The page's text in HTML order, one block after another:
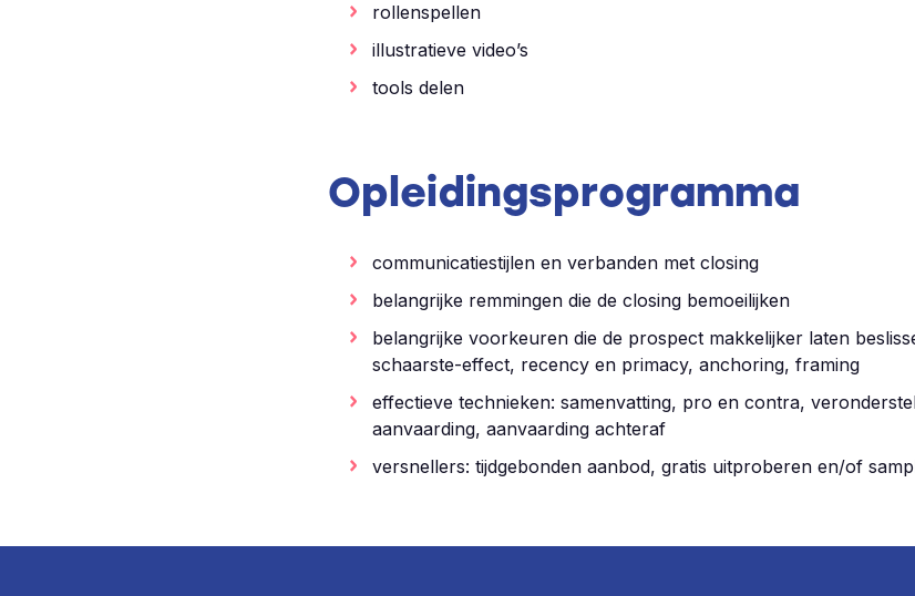
rollenspellen
illustratieve video’s
tools delen
Opleidingsprogramma
communicatiestijlen en verbanden met closing
belangrijke remmingen die de closing bemoeilijken
belangrijke voorkeuren die de prospect makkelijker laten
schaarste-effect, recency en primacy, anchoring, framing
effectieve technieken: samenvatting, pro en contra,
aanvaarding, aanvaarding achteraf
versnellers: tijdgebonden aanbod, gratis uitproberen en/of